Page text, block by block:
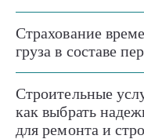
Страхование
груза в составе
Строительные
как выбрать
для ремонта и